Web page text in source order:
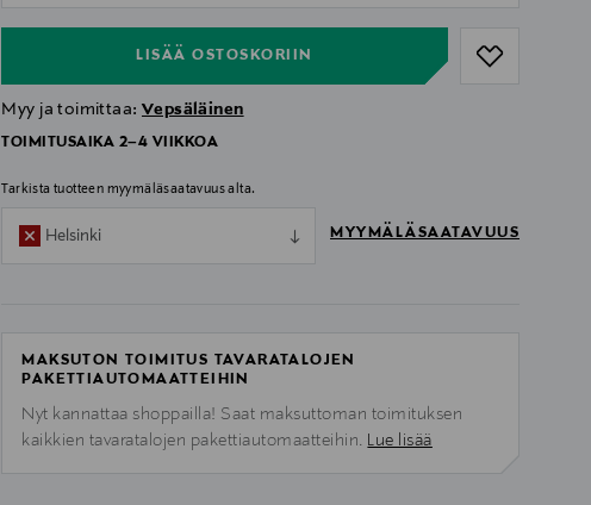
LISÄÄ OSTOSKORIIN
Myy ja toimittaa: Vepsäläinen
TOIMITUSAIKA 2–4 VIIKKOA
Tarkista tuotteen myymäläsaatavuus alta.
Helsinki MYYMÄLÄSAATAVUUS
MAKSUTON TOIMITUS TAVARATALOJEN
PAKETTIAUTOMAATTEIHIN
Nyt kannattaa shoppailla! Saat maksuttoman toimituksen
kaikkien tavaratalojen pakettiautomaatteihin. Lue lisää